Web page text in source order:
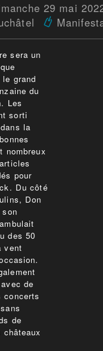
29 mai
sera un
grand
du
Les
sorti
la
nombreux
pour
Du côté
Don
des 50
vent
de
concerts
de